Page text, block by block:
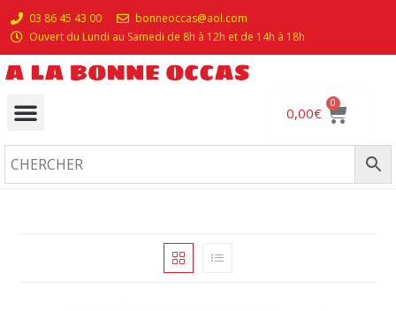
03 86 45 43 00
bonneoccas@aol.com
Ouvert du Lundi au Samedi de 8h à 12h et de 14h à 18h
0,00€
0